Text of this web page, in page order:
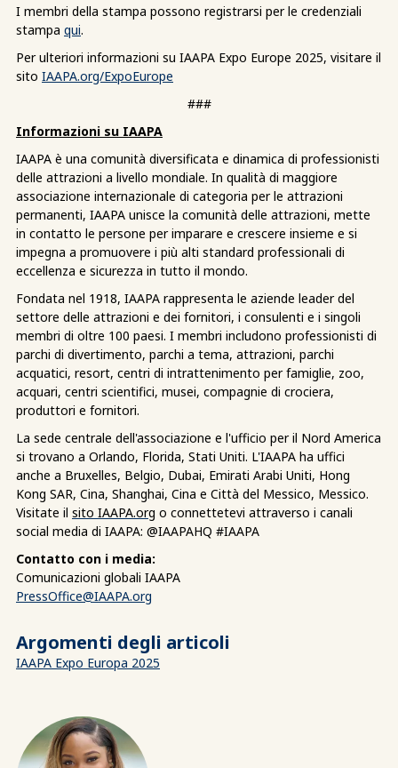
I membri della stampa possono registrarsi per le credenziali
stampa qui.
Per ulteriori informazioni su IAAPA Expo Europe 2025, visitare il
sito IAAPA.org/ExpoEurope
###
Informazioni su IAAPA
IAAPA è una comunità diversificata e dinamica di professionisti
delle attrazioni a livello mondiale. In qualità di maggiore
associazione internazionale di categoria per le attrazioni
permanenti, IAAPA unisce la comunità delle attrazioni, mette
in contatto le persone per imparare e crescere insieme e si
impegna a promuovere i più alti standard professionali di
eccellenza e sicurezza in tutto il mondo.
Fondata nel 1918, IAAPA rappresenta le aziende leader del
settore delle attrazioni e dei fornitori, i consulenti e i singoli
membri di oltre 100 paesi. I membri includono professionisti di
parchi di divertimento, parchi a tema, attrazioni, parchi
acquatici, resort, centri di intrattenimento per famiglie, zoo,
acquari, centri scientifici, musei, compagnie di crociera,
produttori e fornitori.
La sede centrale dell'associazione e l'ufficio per il Nord America
si trovano a Orlando, Florida, Stati Uniti. L'IAAPA ha uffici
anche a Bruxelles, Belgio, Dubai, Emirati Arabi Uniti, Hong
Kong SAR, Cina, Shanghai, Cina e Città del Messico, Messico.
Visitate il sito IAAPA.org o connettetevi attraverso i canali
social media di IAAPA: @IAAPAHQ #IAAPA
Contatto con i media:
Comunicazioni globali IAAPA
PressOffice@IAAPA.org
Argomenti degli articoli
IAAPA Expo Europa 2025